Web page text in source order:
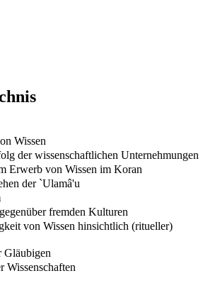
Wissen
der wissenschaftlichen Unternehmungen
Erwerb von Wissen im Koran
der `Ulamâ'u
fremden Kulturen
von Wissen hinsichtlich (ritueller)
Gläubigen
Wissenschaften